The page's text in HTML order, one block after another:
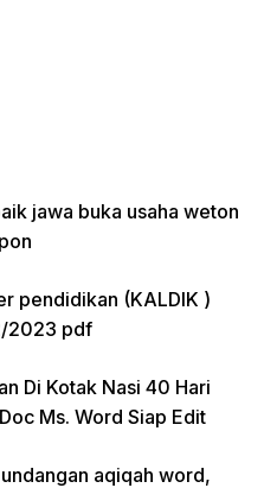
jawa buka usaha weton
pendidikan (KALDIK )
2023 pdf
Di Kotak Nasi 40 Hari
Ms. Word Siap Edit
aqiqah word,